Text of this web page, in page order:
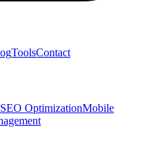
ToolsContact
SEO OptimizationMobile